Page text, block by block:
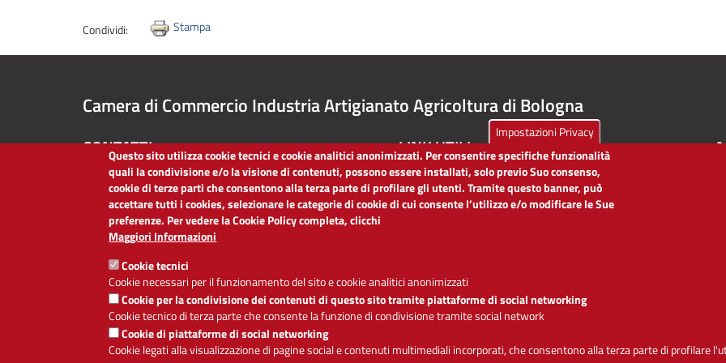
Condividi: Stampa
Camera di Commercio Industria Artigianato Agricoltura di Bologna
CONTATTI
051/60.93.111
PEC:cciaa@bo.legalmail.camcom.it
P.IVA:03030620375
Codice Fiscale:80013970373
Codice Univoco per le fatture elettroniche:
LINK UTILI
Dichiarazione di accessibilità
Obiettivi di accessibilità
Impostazioni Privacy
Questo sito utilizza cookie tecnici e cookie analitici anonimizzati. Per consentire specifiche funzionalità
quali la condivisione e/o la visione di contenuti, possono essere installati, solo previo Suo consenso,
cookie di terze parti che consentono alla terza parte di profilare gli utenti. Tramite questo banner, può
accettare tutti i cookies, selezionare le categorie di cookie di cui consente l’utilizzo e/o modificare le Sue
preferenze. Per vedere la Cookie Policy completa, clicchi
Maggiori Informazioni
Cookie tecnici
Cookie necessari per il funzionamento del sito e cookie analitici anonimizzati
Cookie per la condivisione dei contenuti di questo sito tramite piattaforme di social networking
Cookie tecnico di terza parte che consente la funzione di condivisione tramite social network
Cookie di piattaforme di social networking
Cookie legati alla visualizzazione di pagine social e contenuti multimediali incorporati, che consentono alla terza parte di profilare